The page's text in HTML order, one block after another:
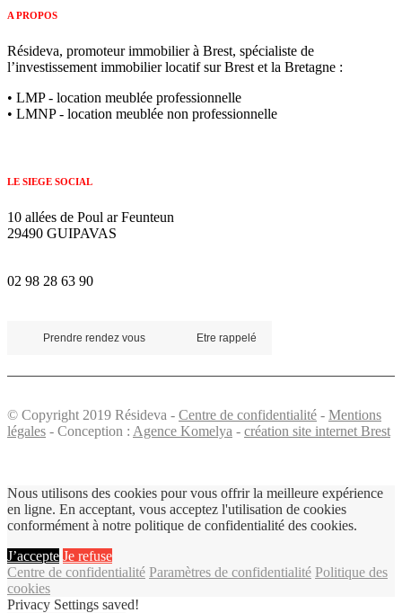
A PROPOS
Résideva, promoteur immobilier à Brest, spécialiste de
l’investissement immobilier locatif sur Brest et la Bretagne :
• LMP - location meublée professionnelle
• LMNP - location meublée non professionnelle
LE SIEGE SOCIAL
10 allées de Poul ar Feunteun
29490 GUIPAVAS
02 98 28 63 90
Prendre rendez vous Etre rappelé
© Copyright 2019 Résideva - Centre de confidentialité - Mentions
légales - Conception : Agence Komelya - création site internet Brest
Nous utilisons des cookies pour vous offrir la meilleure expérience
en ligne. En acceptant, vous acceptez l'utilisation de cookies
conformément à notre politique de confidentialité des cookies.
J’accepte Je refuse
Centre de confidentialité Paramètres de confidentialité Politique des
cookies
Privacy Settings saved!